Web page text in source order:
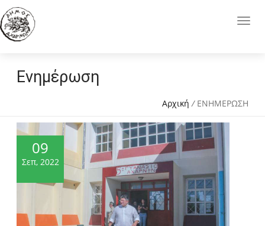
Ενημέρωση
Αρχική / ΕΝΗΜΕΡΩΣΗ
09
Σεπ, 2022